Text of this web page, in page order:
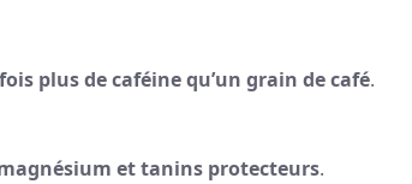
plus de caféine qu’un grain de café.
et tanins protecteurs.